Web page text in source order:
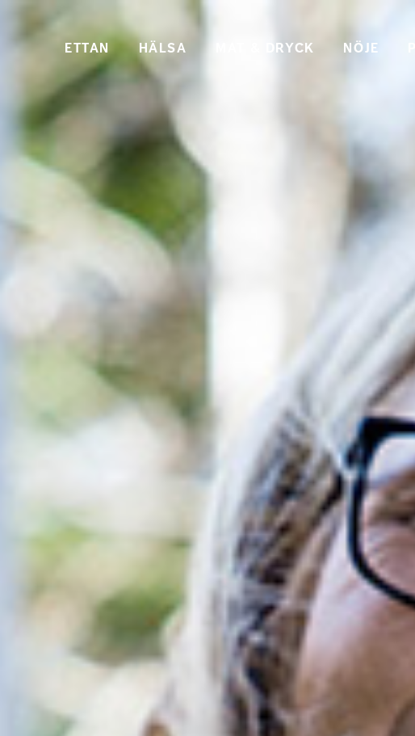
ETTAN HÄLSA MAT & DRYCK NÖJE